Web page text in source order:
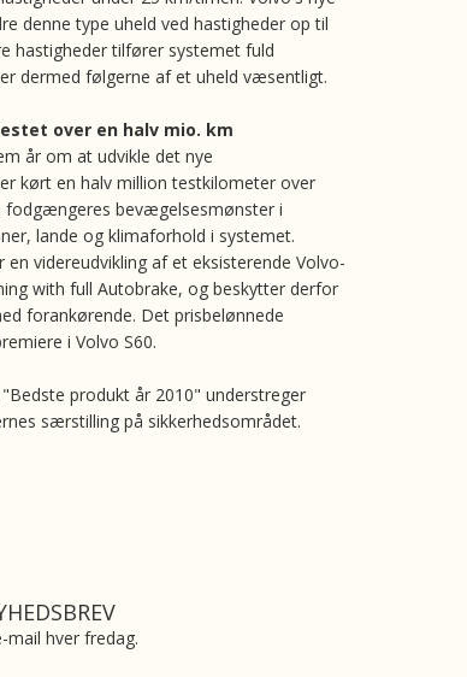
denne type uheld ved hastigheder op til
hastigheder tilfører systemet fuld
dermed følgerne af et uheld væsentligt.
over en halv mio. km
år om at udvikle det nye
kørt en halv million testkilometer over
fodgængeres bevægelsesmønster i
lande og klimaforhold i systemet.
videreudvikling af et eksisterende Volvo-
with full Autobrake, og beskytter derfor
forankørende. Det prisbelønnede
i Volvo S60.
produkt år 2010" understreger
særstilling på sikkerhedsområdet.
mail hver fredag.